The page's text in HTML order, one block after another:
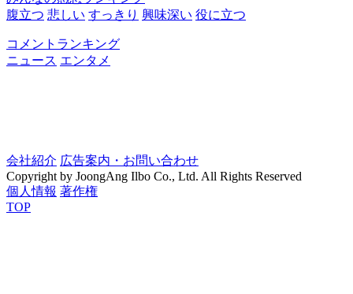
腹立つ 悲しい すっきり 興味深い 役に立つ
コメントランキング
ニュース エンタメ
会社紹介 広告案内・お問い合わせ
Copyright by JoongAng Ilbo Co., Ltd. All Rights Reserved
個人情報 著作権
TOP